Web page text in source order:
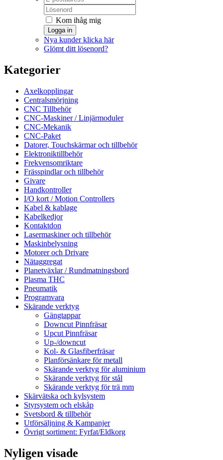
Kom ihåg mig
Logga in
Nya kunder klicka här
Glömt ditt lösenord?
Kategorier
Axelkopplingar
Centralsmörjning
CNC Tillbehör
CNC-Maskiner / Linjärmoduler
CNC-Mekanik
CNC-Paket
Datorer, Touchskärmar och tillbehör
Elektroniktillbehör
Frekvensomriktare
Frässpindlar och tillbehör
Givare
Handkontroller
I/O kort / Motion Controllers
Kabel & kablage
Kabelkedjor
Kontaktdon
Lasermaskiner och tillbehör
Maskinbelysning
Motorer och Drivare
Nätaggregat
Planetväxlar / Rundmatningsbord
Plasma THC
Pneumatik
Programvara
Skärande verktyg
Gängtappar
Downcut Pinnfräsar
Upcut Pinnfräsar
Up-/downcut
Kol- & Glasfiberfräsar
Planförsänkare för metall
Skärande verktyg för aluminium
Skärande verktyg för stål
Skärande verktyg för trä mm
Skärvätska och kylsystem
Styrsystem och elskåp
Svetsbord & tillbehör
Utförsäljning & Kampanjer
Övrigt sortiment: Fyrfat/Eldkorg
Nyligen visade